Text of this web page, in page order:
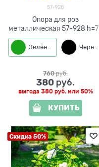
57-928
Опора для роз
металлическая 57-928 h=75
см
Зелёный Черный
760 руб.
380 руб.
выгода 380 руб.или 50%
КУПИТЬ
Скидка 50%